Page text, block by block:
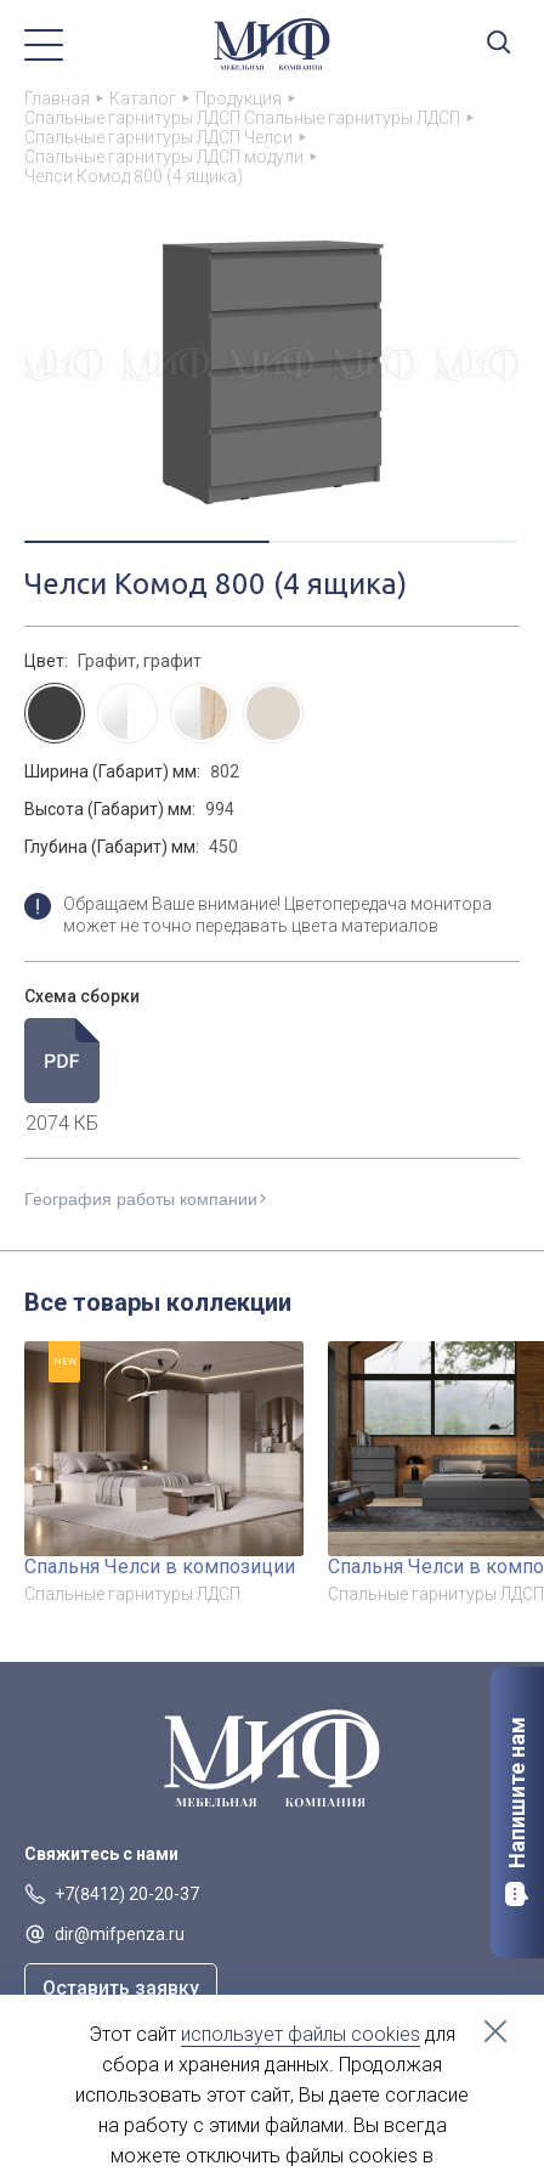
Главная Каталог
Продукция
Спальные гарнитуры ЛДСП Спальные гарнитуры ЛДСП
Спальные гарнитуры ЛДСП Челси
Спальные гарнитуры ЛДСП модули
Челси Комод 800 (4 ящика)
Челси Комод 800 (4 ящика)
Цвет: Графит, графит
Ширина (Габарит) мм:
802
Высота (Габарит) мм: 994
Глубина (Габарит) мм: 450
Обращаем Ваше внимание! Цветопередача монитора
может не точно передавать цвета материалов
Схема сборки
2074 КБ
География работы компании
Все товары коллекции
NEW
Спальня Челси в композиции
Спальные гарнитуры ЛДСП
Спальня Челси в
Спальные гарнитуры ЛДСП
Свяжитесь с нами
+7(8412) 20-20-37
dir@mifpenza.ru
Оставить заявку
г. Пенза, ул. Аустрина, 139а
пн-пт - с 9.00-18.00
сб, вс - выходной
Напишите нам
Этот сайт использует файлы cookies для
сбора и хранения данных. Продолжая
использовать этот сайт, Вы даете согласие
на работу с этими файлами. Вы всегда
можете отключить файлы cookies в